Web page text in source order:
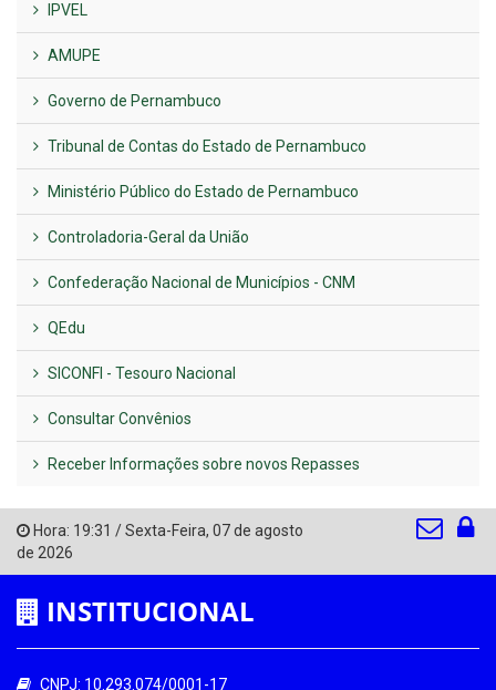
IPVEL
AMUPE
Governo de Pernambuco
Tribunal de Contas do Estado de Pernambuco
Ministério Público do Estado de Pernambuco
Controladoria-Geral da União
Confederação Nacional de Municípios - CNM
QEdu
SICONFI - Tesouro Nacional
Consultar Convênios
Receber Informações sobre novos Repasses
Hora: 19:31 /Sexta-Feira, 07 de agosto
de 2026
INSTITUCIONAL
CNPJ: 10.293.074/0001-17